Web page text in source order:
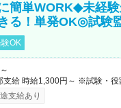
簡単WORK◆未経験
る！単発OK◎試験
OK
により手当あり
より昇給あり 【即給（前払い
れる場合、勤務から1週間ほど
支給あり